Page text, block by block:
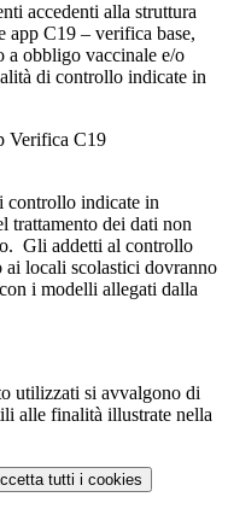
accedenti alla struttura
app C19 – verifica base,
a obbligo vaccinale e/o
di controllo indicate in
Verifica C19
controllo indicate in
trattamento dei dati non
Gli addetti al controllo
ai locali scolastici dovranno
i modelli allegati dalla
utilizzati si avvalgono di
alle finalità illustrate nella
tutti i cookies